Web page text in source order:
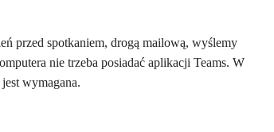
przed spotkaniem, drogą mailową, wyślemy
nie trzeba posiadać aplikacji Teams. W
wymagana.